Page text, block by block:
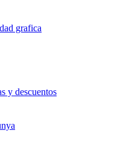
grafica
y descuentos